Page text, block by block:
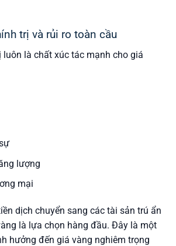
trị và rủi ro toàn cầu
là chất xúc tác mạnh cho giá
lượng
mại
dịch chuyển sang các tài sản trú ẩn
là lựa chọn hàng đầu. Đây là một
hưởng đến giá vàng nghiêm trọng